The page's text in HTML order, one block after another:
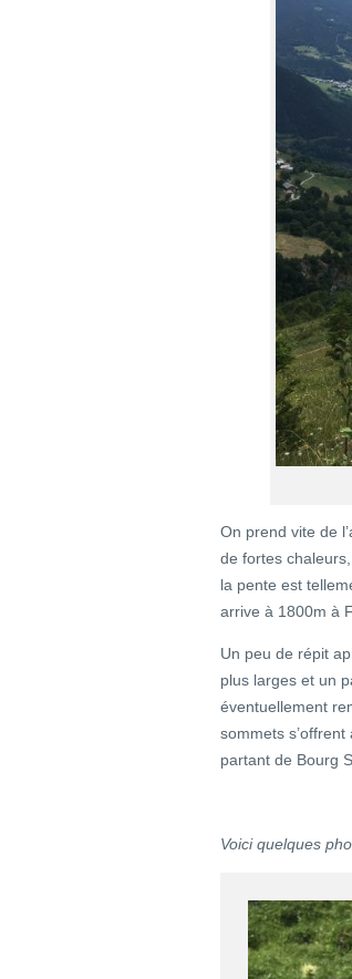
On prend vite de
de fortes
la pente est
arrive à 1800m à
Un peu de répit
plus larges et un
éventuellement
sommets
partant de Bourg
Voici quelques